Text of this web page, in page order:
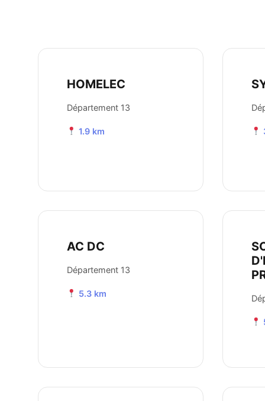
HOMELEC
Département 13
1.9 km
AC DC
Département 13
5.3 km